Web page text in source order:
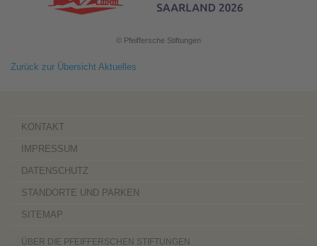
© Pfeiffersche Stiftungen
Zurück zur Übersicht Aktuelles
KONTAKT
IMPRESSUM
DATENSCHUTZ
STANDORTE UND PARKEN
SITEMAP
ÜBER DIE PFEIFFERSCHEN STIFTUNGEN